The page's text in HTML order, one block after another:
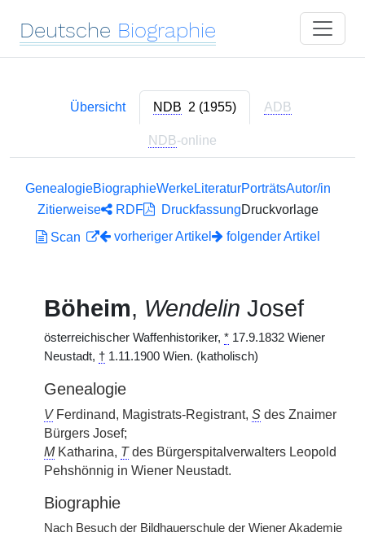
Deutsche Biographie
Übersicht NDB 2 (1955) ADB
NDB-online
GenealogieBiographieWerkeLiteraturPorträtsAutor/in
Zitierweise
RDF DruckfassungDruckvorlage
Scan
vorheriger Artikel folgender Artikel
Böheim, Wendelin Josef
österreichischer Waffenhistoriker, * 17.9.1832 Wiener
Neustadt, † 1.11.1900 Wien. (katholisch)
Genealogie
VFerdinand, Magistrats-Registrant, S des Znaimer
Bürgers Josef;
MKatharina, Tdes Bürgerspitalverwalters Leopold
Pehshönnig in Wiener Neustadt.
Biographie
Nach Besuch der Bildhauerschule der Wiener Akademie